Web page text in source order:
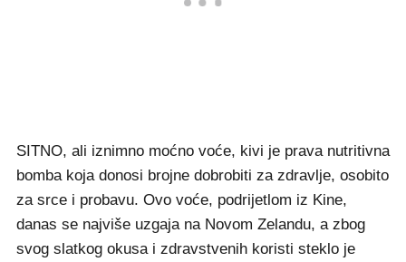
SITNO, ali iznimno moćno voće, kivi je prava nutritivna
bomba koja donosi brojne dobrobiti za zdravlje, osobito
za srce i probavu. Ovo voće, podrijetlom iz Kine,
danas se najviše uzgaja na Novom Zelandu, a zbog
svog slatkog okusa i zdravstvenih koristi steklo je